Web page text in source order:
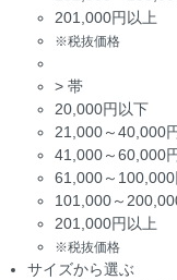
201,000円以上
※税抜価格
> 帯
20,000円以下
21,000～40,000
41,000～60,000
61,000～
101,000～
201,000円以上
※税抜価格
サイズから選ぶ